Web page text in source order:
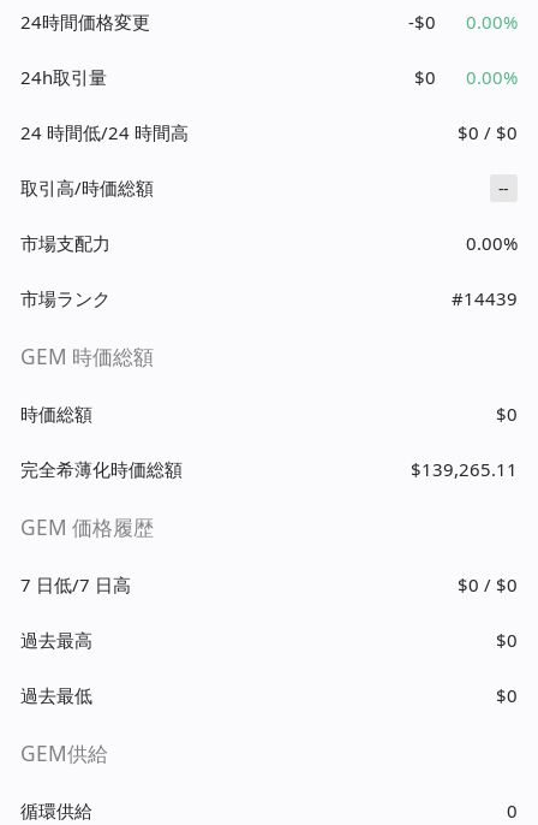
24時間価格変更 -$0 0.00%
24h取引量 $0 0.00%
24 時間低/24 時間高 $0 / $0
取引高/時価総額 --
市場支配力 0.00%
市場ランク #14439
GEM 時価総額
時価総額 $0
完全希薄化時価総額 $139,265.11
GEM 価格履歴
7 日低/7 日高 $0 / $0
過去最高 $0
過去最低 $0
GEM供給
循環供給 0